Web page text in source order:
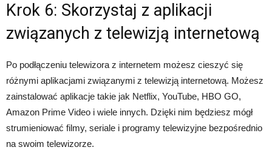
Krok 6: Skorzystaj z aplikacji
związanych z telewizją internetową
Po podłączeniu telewizora z internetem możesz cieszyć się
różnymi aplikacjami związanymi z telewizją internetową. Możesz
zainstalować aplikacje takie jak Netflix, YouTube, HBO GO,
Amazon Prime Video i wiele innych. Dzięki nim będziesz mógł
strumieniować filmy, seriale i programy telewizyjne bezpośrednio
na swoim telewizorze.